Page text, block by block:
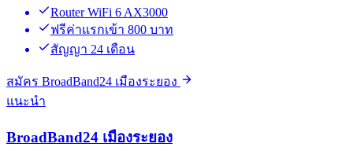
Router WiFi 6 AX3000
ฟรีค่าแรกเข้า 800 บาท
สัญญา 24 เดือน
สมัคร BroadBand24 เมืองระยอง
แนะนำ
BroadBand24 เมืองระยอง